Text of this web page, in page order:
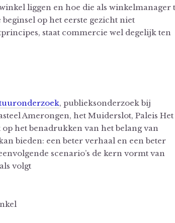
liggen en hoe die als winkelmanager
op het eerste gezicht niet
staat commercie wel degelijk ten
, publieksonderzoek bij
Amerongen, het Muiderslot, Paleis Het
het benadrukken van het belang van
bieden: een beter verhaal en een beter
scenario’s de kern vormt van
volgt